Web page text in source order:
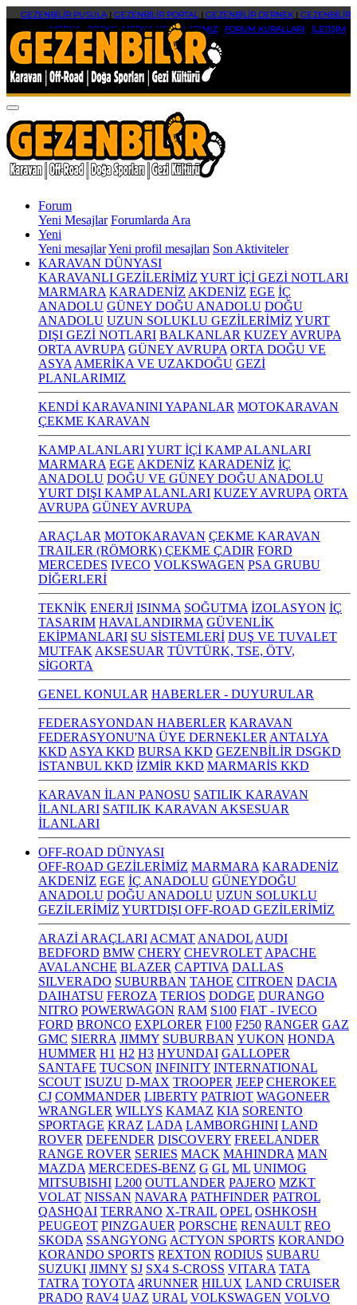
GEZENBİLİR PUSULA| GEZENBİLİR PORTAL| GEZENBİLİR DERNEK| GEZENBİLİR
MEDYA|SOSYAL MEDYA HESAPLARIMIZ FORUM KURALLARI İLETİŞİM
Forum
Yeni Mesajlar Forumlarda Ara
Yeni
Yeni mesajlarYeni profil mesajları Son Aktiviteler
KARAVAN DÜNYASI
KARAVANLI GEZİLERİMİZ YURT İÇİ GEZİ NOTLARI
MARMARA KARADENİZ AKDENİZ EGE İÇ
ANADOLU GÜNEY DOĞU ANADOLU DOĞU
ANADOLU UZUN SOLUKLU GEZİLERİMİZ YURT
DIŞI GEZİ NOTLARI BALKANLAR KUZEY AVRUPA
ORTA AVRUPA GÜNEY AVRUPA ORTA DOĞU VE
ASYA AMERİKA VE UZAKDOĞU GEZİ
PLANLARIMIZ
KENDİ KARAVANINI YAPANLAR MOTOKARAVAN
ÇEKME KARAVAN
KAMP ALANLARIYURT İÇİ KAMP ALANLARI
MARMARA EGE AKDENİZ KARADENİZ İÇ
ANADOLU DOĞU VE GÜNEY DOĞU ANADOLU
YURT DIŞI KAMP ALANLARI KUZEY AVRUPA ORTA
AVRUPA GÜNEY AVRUPA
ARAÇLAR MOTOKARAVAN ÇEKME KARAVAN
TRAILER (RÖMORK) ÇEKME ÇADIR FORD
MERCEDES IVECO VOLKSWAGEN PSA GRUBU
DİĞERLERİ
TEKNİK ENERJİ ISINMA SOĞUTMA İZOLASYON İÇ
TASARIM HAVALANDIRMA GÜVENLİK
EKİPMANLARI SU SİSTEMLERİ DUŞ VE TUVALET
MUTFAK AKSESUAR TÜVTÜRK, TSE, ÖTV,
SİGORTA
GENEL KONULAR HABERLER - DUYURULAR
FEDERASYONDAN HABERLER KARAVAN
FEDERASYONU'NA ÜYE DERNEKLER ANTALYA
KKD ASYA KKD BURSA KKD GEZENBİLİR DSGKD
İSTANBUL KKD İZMİR KKD MARMARİS KKD
KARAVAN İLAN PANOSU SATILIK KARAVAN
İLANLARI SATILIK KARAVAN AKSESUAR
İLANLARI
OFF-ROAD DÜNYASI
OFF-ROAD GEZİLERİMİZ MARMARA KARADENİZ
AKDENİZ EGE İÇ ANADOLU GÜNEYDOĞU
ANADOLU DOĞU ANADOLU UZUN SOLUKLU
GEZİLERİMİZ YURTDIŞI OFF-ROAD GEZİLERİMİZ
ARAZİ ARAÇLARI ACMAT ANADOL AUDI
BEDFORD BMW CHERY CHEVROLET APACHE
AVALANCHE BLAZER CAPTIVA DALLAS
SILVERADO SUBURBAN TAHOE CITROEN DACIA
DAIHATSU FEROZA TERIOS DODGE DURANGO
NITRO POWERWAGON RAM S100 FIAT - IVECO
FORD BRONCO EXPLORER F100 F250 RANGER GAZ
GMC SIERRA JIMMY SUBURBAN YUKON HONDA
HUMMER H1 H2 H3 HYUNDAI GALLOPER
SANTAFE TUCSON INFINITY INTERNATIONAL
SCOUT ISUZU D-MAX TROOPER JEEP CHEROKEE
CJ COMMANDER LIBERTY PATRIOT WAGONEER
WRANGLER WILLYS KAMAZ KIA SORENTO
SPORTAGE KRAZ LADA LAMBORGHINI LAND
ROVER DEFENDER DISCOVERY FREELANDER
RANGE ROVER SERIES MACK MAHINDRA MAN
MAZDA MERCEDES-BENZ G GL ML UNIMOG
MITSUBISHI L200 OUTLANDER PAJERO MZKT
VOLAT NISSAN NAVARA PATHFINDER PATROL
QASHQAI TERRANO X-TRAIL OPEL OSHKOSH
PEUGEOT PINZGAUER PORSCHE RENAULT REO
SKODA SSANGYONG ACTYON SPORTS KORANDO
KORANDO SPORTS REXTON RODIUS SUBARU
SUZUKI JIMNY SJ SX4 S-CROSS VITARA TATA
TATRA TOYOTA 4RUNNER HILUX LAND CRUISER
PRADO RAV4 UAZ URAL VOLKSWAGEN VOLVO